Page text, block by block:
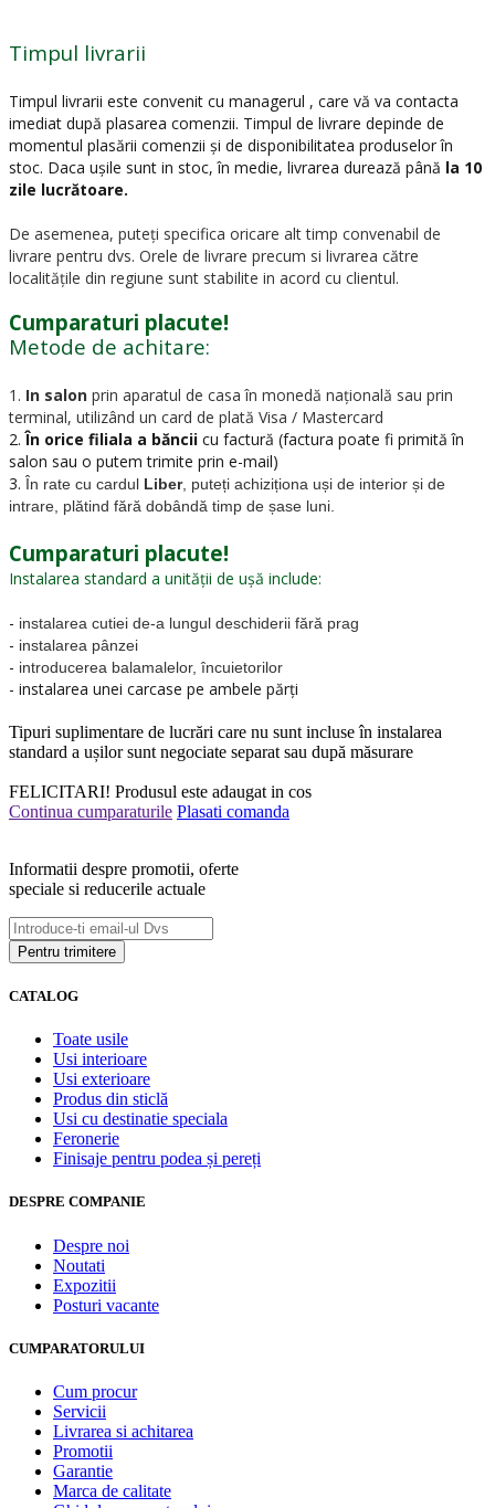
Timpul livrarii
Timpul livrarii este convenit cu managerul , care vă va contacta
imediat după plasarea comenzii. Timpul de livrare depinde de
momentul plasării comenzii și de disponibilitatea produselor în
stoc. Daca ușile sunt in stoc, în medie, livrarea durează până la 10
zile lucrătoare.
De asemenea, puteți specifica oricare alt timp convenabil de
livrare pentru dvs. Orele de livrare precum si livrarea către
localitățile din regiune sunt stabilite in acord cu clientul.
Cumparaturi placute!
Metode de achitare:
1. In salon prin aparatul de casa în monedă națională sau prin
terminal, utilizând un card de plată Visa / Mastercard
2.În orice filiala a băncii cu factură (factura poate fi primită în
salon sau o putem trimite prin e-mail)
3. În rate cu cardul Liber, puteți achiziționa uși de interior și de
intrare, plătind fără dobândă timp de șase luni.
Cumparaturi placute!
Instalarea standard a unității de ușă include:
- instalarea cutiei de-a lungul deschiderii fără prag
- instalarea pânzei
- introducerea balamalelor, încuietorilor
- instalarea unei carcase pe ambele părți
Tipuri suplimentare de lucrări care nu sunt incluse în instalarea
standard a ușilor sunt negociate separat sau după măsurare
FELICITARI! Produsul este adaugat in cos
Continua cumparaturile Plasati comanda
Informatii despre promotii, oferte
speciale si reducerile actuale
CATALOG
Toate usile
Usi interioare
Usi exterioare
Produs din sticlă
Usi cu destinatie speciala
Feronerie
Finisaje pentru podea și pereți
DESPRE COMPANIE
Despre noi
Noutati
Expozitii
Posturi vacante
CUMPARATORULUI
Cum procur
Servicii
Livrarea si achitarea
Promotii
Garantie
Marca de calitate